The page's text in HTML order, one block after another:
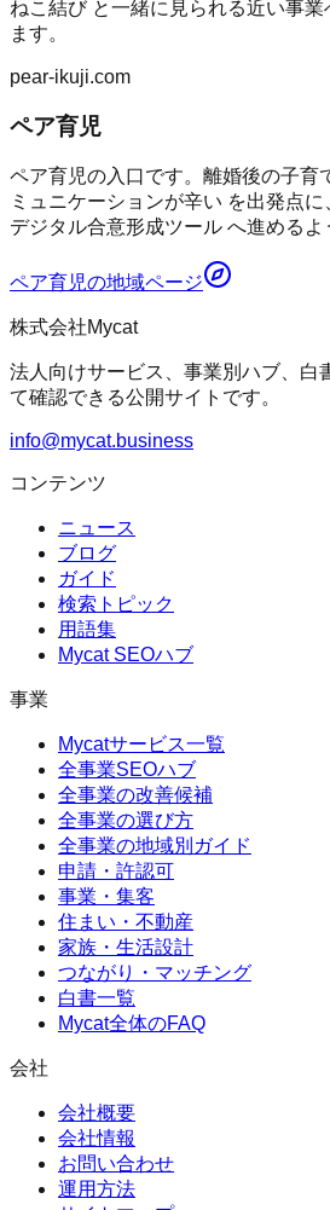
ねこ結びと一緒に見られる近い事業
ます。
pear-ikuji.com
ペア育児
ペア育児の入口です。離婚後の子育
ミュニケーションが辛い を出発点
デジタル合意形成ツール へ進める
ペア育児の地域ページ
株式会社Mycat
法人向けサービス、事業別ハブ、白
て確認できる公開サイトです。
info@mycat.business
コンテンツ
ニュース
ブログ
ガイド
検索トピック
用語集
Mycat SEOハブ
事業
Mycatサービス一覧
全事業SEOハブ
全事業の改善候補
全事業の選び方
全事業の地域別ガイド
申請・許認可
事業・集客
住まい・不動産
家族・生活設計
つながり・マッチング
白書一覧
Mycat全体のFAQ
会社
会社概要
会社情報
お問い合わせ
運用方法